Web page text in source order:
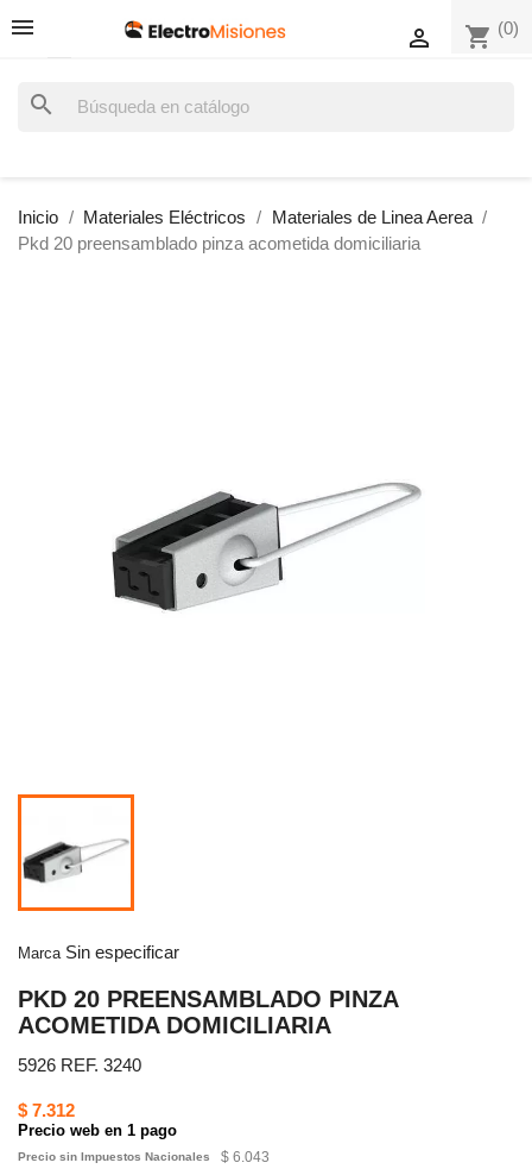
shopping_cart (0)

search
Inicio Materiales Eléctricos
Materiales de Linea Aerea
Pkd 20 preensamblado pinza acometida domiciliaria
Marca Sin especificar
PKD 20 PREENSAMBLADO PINZA
ACOMETIDA DOMICILIARIA
5926 REF. 3240
$ 7.312
Precio web en 1 pago
Precio sin Impuestos Nacionales $ 6.043